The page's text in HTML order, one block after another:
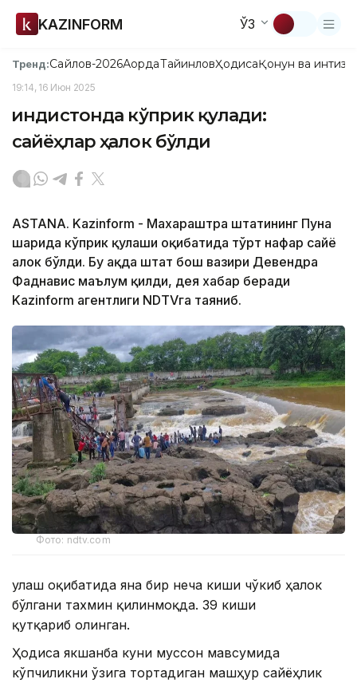
KAZINFORM ЎЗ
Тренд:Сайлов-2026АқордаТайинловҲодисаҚонун ва
19:14, 16 Июн 2025
Ҳиндистонда кўприк қулади:
сайёҳлар ҳалок бўлди
ASTANA. Kazinform - Махараштра штатининг Пуна
шаҳрида кўприк қулаши оқибатида тўрт нафар сайёҳ
ҳалок бўлди. Бу ҳақда штат бош вазири Девендра
Фаднавис маълум қилди, дея хабар беради
Kazinform агентлиги NDTVга таяниб.
Фото: ndtv.com
Қулаш оқибатида яна бир неча киши чўкиб ҳалок
бўлгани тахмин қилинмоқда. 39 киши
қутқариб олинган.
Ҳодиса якшанба куни муссон мавсумида
кўпчиликни ўзига тортадиган машҳур сайёҳлик